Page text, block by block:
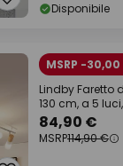
Disponibile
MSRP -
Lindby Faretto
130 cm, a 5
84,90 €
MSRP114,90 €